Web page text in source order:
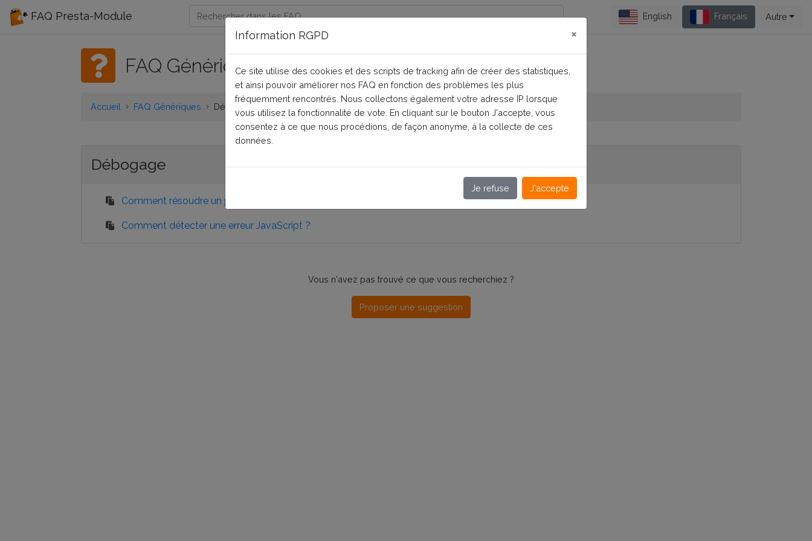
FAQ Presta-Module English Français Autre
FAQ Génériques
Accueil FAQ Génériques Débogage
Débogage
Comment résoudre un problème de chargement (pop-up ou contenu) ?
Comment détecter une erreur JavaScript ?
Vous n'avez pas trouvé ce que vous recherchiez ?
Proposer une suggestion
Information RGPD ×
Ce site utilise des cookies et des scripts de tracking afin de créer des statistiques,
et ainsi pouvoir améliorer nos FAQ en fonction des problèmes les plus
fréquemment rencontrés. Nous collectons également votre adresse IP lorsque
vous utilisez la fonctionnalité de vote. En cliquant sur le bouton J'accepte, vous
consentez à ce que nous procédions, de façon anonyme, à la collecte de ces
données.
Je refuse J'accepte